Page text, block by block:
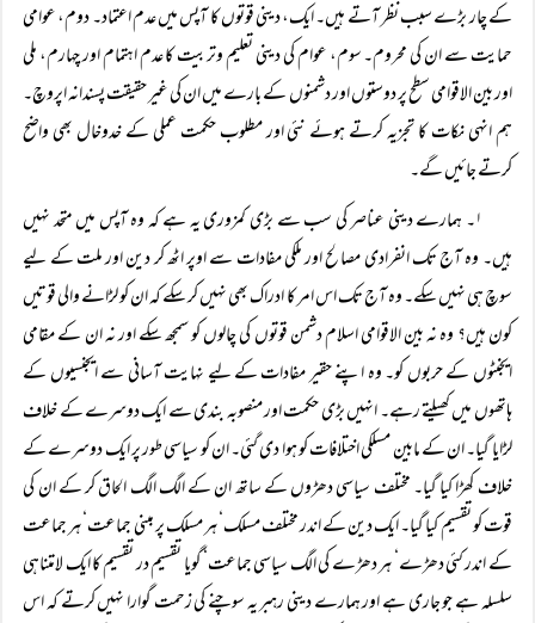
کے چار بڑے سبب نظر آتے ہیں۔ ایک، دینی قوتوں کا آپس میں عدم اعتماد۔ دوم، عوامی
حمایت سے ان کی محروم۔ سوم، عوام کی دینی تعلیم وتربیت کا عدم اہتمام اور چہارم، ملی
اور بین الاقوامی سطح پر دوستوں اور دشمنوں کے بارے میں ان کی غیر حقیقت پسندانہ اپروچ۔
ہم انہی نکات کا تجزیہ کرتے ہوئے نئی اور مطلوب حکمت عملی کے خدوخال بھی واضح
کرتے جائیں گے۔
۱۔ ہمارے دینی عناصر کی سب سے بڑی کمزوری یہ ہے کہ وہ آپس میں متحد نہیں
ہیں۔ وہ آج تک انفرادی مصالح اور ملکی مفادات سے اوپر اٹھ کر دین اور ملت کے لیے
سوچ ہی نہیں سکے۔ وہ آج تک اس امر کا ادراک بھی نہیں کر سکے کہ ان کو لڑانے والی قوتیں
کون ہیں؟ وہ نہ بین الاقوامی اسلام دشمن قوتوں کی چالوں کو سمجھ سکے اور نہ ان کے مقامی
ایجنٹوں کے حربوں کو۔ وہ اپنے حقیر مفادات کے لیے نہایت آسانی سے ایجنسیوں کے
ہاتھوں میں کھیلتے رہے۔ انہیں بڑی حکمت اور منصوبہ بندی سے ایک دوسرے کے خلاف
لڑایا گیا۔ ان کے مابین مسلکی اختلافات کو ہوا دی گئی۔ ان کو سیاسی طور پر ایک دوسرے کے
خلاف کھڑا کیا گیا۔ مختلف سیاسی دھڑوں کے ساتھ ان کے الگ الگ الحاق کر کے ان کی
قوت کو تقسیم کیا گیا۔ ایک دین کے اندر مختلف مسلک‘ ہر مسلک پر مبنی جماعت‘ ہر جماعت
کے اندر کئی دھڑے‘ ہر دھڑے کی الگ سیاسی جماعت‘ گویا تقسیم در تقسیم کا ایک لامتناہی
سلسلہ ہے جو جاری ہے اور ہمارے دینی رہبر یہ سوچنے کی زحمت گوارا نہیں کرتے کہ اس